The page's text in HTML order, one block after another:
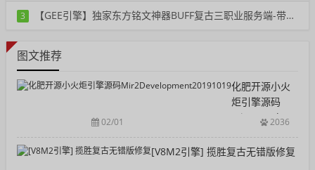
阅读：356
3 【GEE引擎】独家东方铭文神器BUFF复古三职业服务端-带假人-铭文-宠物-自动回收
图文推荐
化肥开源小火
炬引擎源码
02/01 2036
[V8M2引擎] 揽胜复古无错版修复